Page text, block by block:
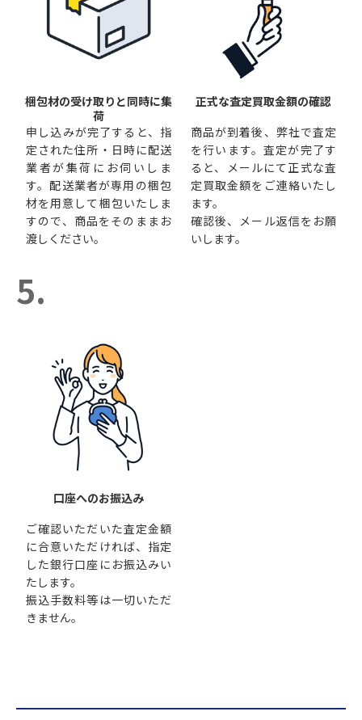
梱包材の受け取りと同時に集
荷
申し込みが完了すると、指
定された住所・日時に配送
業者が集荷にお伺いしま
す。配送業者が専用の梱包
材を用意して梱包いたしま
すので、商品をそのままお
渡しください。
正式な査定買取金額の確認
商品が到着後、弊社で査定
を行います。査定が完了す
ると、メールにて正式な査
定買取金額をご連絡いたし
ます。
確認後、メール返信をお願
いします。
5.
口座へのお振込み
ご確認いただいた査定金額
に合意いただければ、指定
した銀行口座にお振込みい
たします。
振込手数料等は一切いただ
きません。